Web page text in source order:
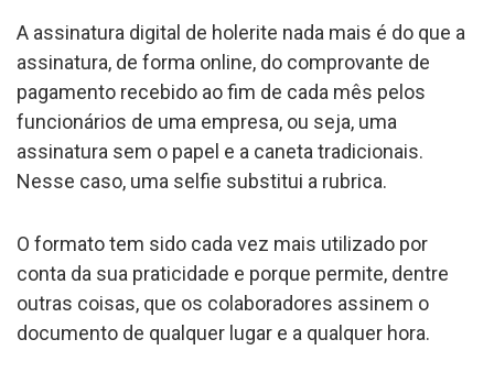
A assinatura digital de holerite nada mais é do que a
assinatura, de forma online, do comprovante de
pagamento recebido ao fim de cada mês pelos
funcionários de uma empresa, ou seja, uma
assinatura sem o papel e a caneta tradicionais.
Nesse caso, uma selfie substitui a rubrica.
O formato tem sido cada vez mais utilizado por
conta da sua praticidade e porque permite, dentre
outras coisas, que os colaboradores assinem o
documento de qualquer lugar e a qualquer hora.